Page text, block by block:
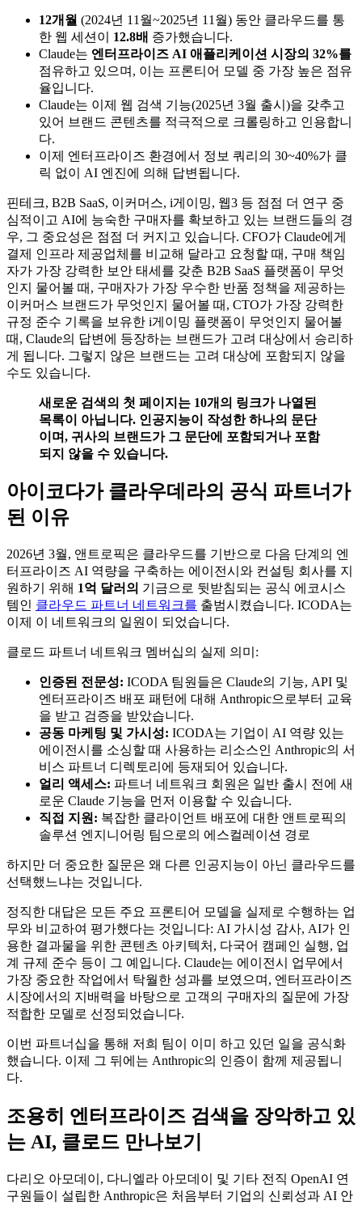
12개월 (2024년 11월~2025년 11월) 동안 클라우드를 통
한 웹 세션이 12.8배 증가했습니다.
Claude는 엔터프라이즈 AI 애플리케이션 시장의 32%를
점유하고 있으며, 이는 프론티어 모델 중 가장 높은 점유
율입니다.
Claude는 이제 웹 검색 기능(2025년 3월 출시)을 갖추고
있어 브랜드 콘텐츠를 적극적으로 크롤링하고 인용합니
다.
이제 엔터프라이즈 환경에서 정보 쿼리의 30~40%가 클
릭 없이 AI 엔진에 의해 답변됩니다.
핀테크, B2B SaaS, 이커머스, i게이밍, 웹3 등 점점 더 연구 중
심적이고 AI에 능숙한 구매자를 확보하고 있는 브랜드들의 경
우, 그 중요성은 점점 더 커지고 있습니다. CFO가 Claude에게
결제 인프라 제공업체를 비교해 달라고 요청할 때, 구매 책임
자가 가장 강력한 보안 태세를 갖춘 B2B SaaS 플랫폼이 무엇
인지 물어볼 때, 구매자가 가장 우수한 반품 정책을 제공하는
이커머스 브랜드가 무엇인지 물어볼 때, CTO가 가장 강력한
규정 준수 기록을 보유한 i게이밍 플랫폼이 무엇인지 물어볼
때, Claude의 답변에 등장하는 브랜드가 고려 대상에서 승리하
게 됩니다. 그렇지 않은 브랜드는 고려 대상에 포함되지 않을
수도 있습니다.
새로운 검색의 첫 페이지는 10개의 링크가 나열된
목록이 아닙니다. 인공지능이 작성한 하나의 문단
이며, 귀사의 브랜드가 그 문단에 포함되거나 포함
되지 않을 수 있습니다.
아이코다가 클라우데라의 공식 파트너가
된 이유
2026년 3월, 앤트로픽은 클라우드를 기반으로 다음 단계의 엔
터프라이즈 AI 역량을 구축하는 에이전시와 컨설팅 회사를 지
원하기 위해 1억 달러의 기금으로 뒷받침되는 공식 에코시스
템인 클라우드 파트너 네트워크를 출범시켰습니다. ICODA는
이제 이 네트워크의 일원이 되었습니다.
클로드 파트너 네트워크 멤버십의 실제 의미:
인증된 전문성: ICODA 팀원들은 Claude의 기능, API 및
엔터프라이즈 배포 패턴에 대해 Anthropic으로부터 교육
을 받고 검증을 받았습니다.
공동 마케팅 및 가시성: ICODA는 기업이 AI 역량 있는
에이전시를 소싱할 때 사용하는 리소스인 Anthropic의 서
비스 파트너 디렉토리에 등재되어 있습니다.
얼리 액세스: 파트너 네트워크 회원은 일반 출시 전에 새
로운 Claude 기능을 먼저 이용할 수 있습니다.
직접 지원: 복잡한 클라이언트 배포에 대한 앤트로픽의
솔루션 엔지니어링 팀으로의 에스컬레이션 경로
하지만 더 중요한 질문은 왜 다른 인공지능이 아닌 클라우드를
선택했느냐는 것입니다.
정직한 대답은 모든 주요 프론티어 모델을 실제로 수행하는 업
무와 비교하여 평가했다는 것입니다: AI 가시성 감사, AI가 인
용한 결과물을 위한 콘텐츠 아키텍처, 다국어 캠페인 실행, 업
계 규제 준수 등이 그 예입니다. Claude는 에이전시 업무에서
가장 중요한 작업에서 탁월한 성과를 보였으며, 엔터프라이즈
시장에서의 지배력을 바탕으로 고객의 구매자의 질문에 가장
적합한 모델로 선정되었습니다.
이번 파트너십을 통해 저희 팀이 이미 하고 있던 일을 공식화
했습니다. 이제 그 뒤에는 Anthropic의 인증이 함께 제공됩니
다.
조용히 엔터프라이즈 검색을 장악하고 있
는 AI, 클로드 만나보기
다리오 아모데이, 다니엘라 아모데이 및 기타 전직 OpenAI 연
구원들이 설립한 Anthropic은 처음부터 기업의 신뢰성과 AI 안